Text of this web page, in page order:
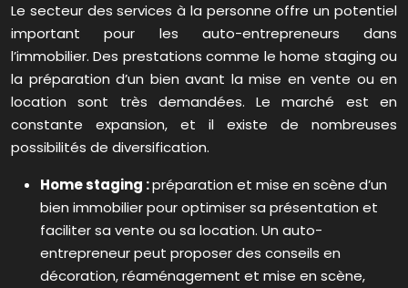
Le secteur des services à la personne offre un potentiel
important pour les auto-entrepreneurs dans
l’immobilier. Des prestations comme le home staging ou
la préparation d’un bien avant la mise en vente ou en
location sont très demandées. Le marché est en
constante expansion, et il existe de nombreuses
possibilités de diversification.
Home staging :préparation et mise en scène d’un
bien immobilier pour optimiser sa présentation et
faciliter sa vente ou sa location. Un auto-
entrepreneur peut proposer des conseils en
décoration, réaménagement et mise en scène,